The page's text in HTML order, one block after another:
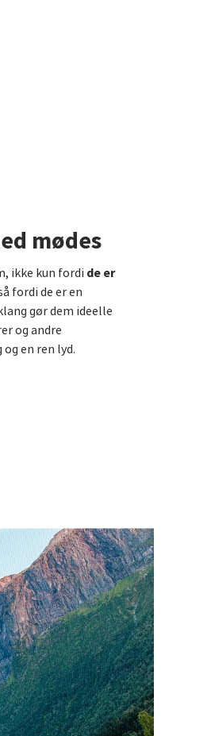
mødes
ikke kun fordi de er
fordi de er en
gør dem ideelle
og andre
en ren lyd.